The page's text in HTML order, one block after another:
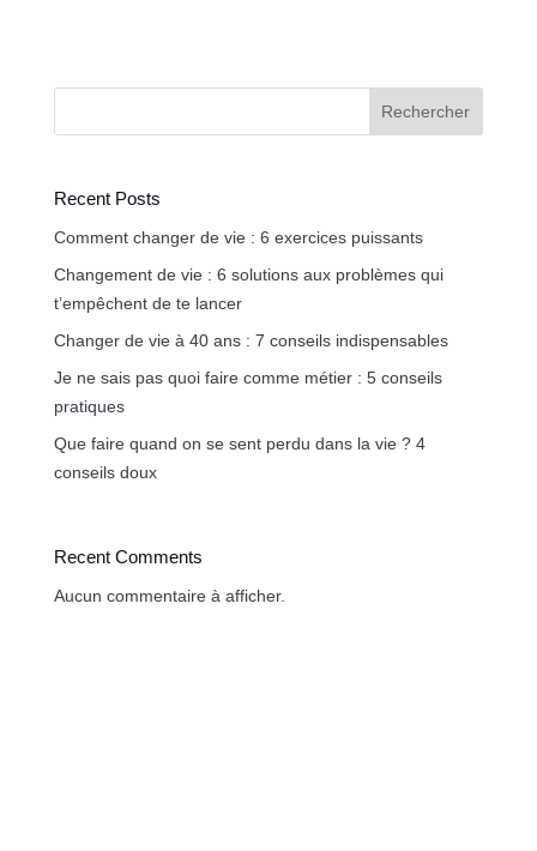
Rechercher
Recent Posts
Comment changer de vie : 6 exercices puissants
Changement de vie : 6 solutions aux problèmes qui
t’empêchent de te lancer
Changer de vie à 40 ans : 7 conseils indispensables
Je ne sais pas quoi faire comme métier : 5 conseils
pratiques
Que faire quand on se sent perdu dans la vie ? 4
conseils doux
Recent Comments
Aucun commentaire à afficher.